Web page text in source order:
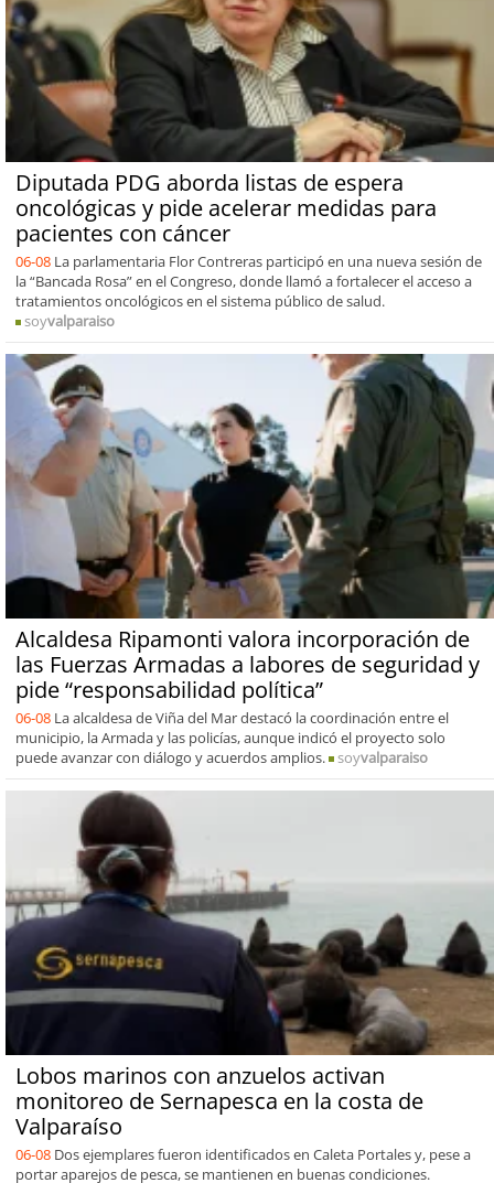
Diputada PDG aborda listas de espera
oncológicas y pide acelerar medidas para
pacientes con cáncer
06-08 La parlamentaria Flor Contreras participó en una nueva sesión de
la “Bancada Rosa” en el Congreso, donde llamó a fortalecer el acceso a
tratamientos oncológicos en el sistema público de salud.
soyvalparaiso
Alcaldesa Ripamonti valora incorporación de
las Fuerzas Armadas a labores de seguridad y
pide “responsabilidad política”
06-08 La alcaldesa de Viña del Mar destacó la coordinación entre el
municipio, la Armada y las policías, aunque indicó el proyecto solo
puede avanzar con diálogo y acuerdos amplios.
soyvalparaiso
Lobos marinos con anzuelos activan
monitoreo de Sernapesca en la costa de
Valparaíso
06-08 Dos ejemplares fueron identificados en Caleta Portales y, pese a
portar aparejos de pesca, se mantienen en buenas condiciones.